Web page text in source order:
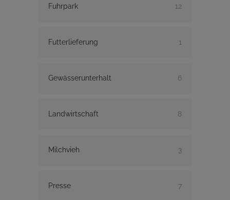
Fuhrpark 12
Futterlieferung 1
Gewässerunterhalt 6
Landwirtschaft 8
Milchvieh 3
Presse 7